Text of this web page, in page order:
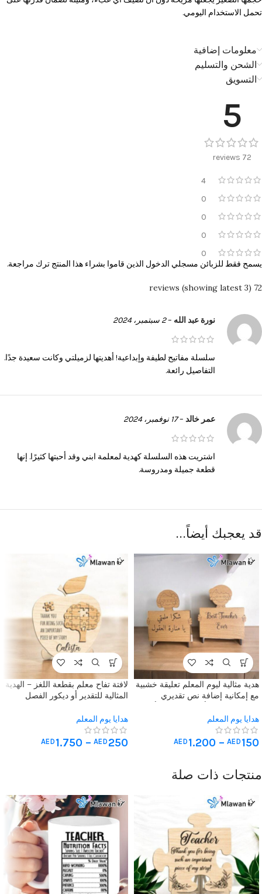
تحمل الاستخدام اليومي.
معلومات إضافية
الشحن والتسليم
التسويق
5
72 reviews
4
0
0
0
0
72 reviews (showing latest 3)
نورة عبد الله –2 سبتمبر، 2024
سلسلة مفاتيح لطيفة وإبداعية! أهديتها لزميلتي وكانت سعيدة جدًا.
التفاصيل رائعة.
عمر خالد –17 نوفمبر، 2024
اشتريت هذه السلسلة كهدية لمعلمة ابني وقد أحبتها كثيرًا. إنها
قطعة جميلة ومدروسة.
يسمح فقط للزبائن مسجلي الدخول الذين قاموا بشراء هذا المنتج ترك مراجعة.
قد يعجبك أيضاً…
هدية مثالية ليوم المعلم تعليقة خشبية
مع إمكانية إضافة نص تقديري
هدية للمعلمين
هدايا يوم المعلم
AED 150
–
AED 1.200
لافتة تفاح معلم بقطعة اللغز – الهدية
المثالية للتقدير أو ديكور الفصل
هدايا يوم المعلم
AED 250
–
AED 1.750
منتجات ذات صلة